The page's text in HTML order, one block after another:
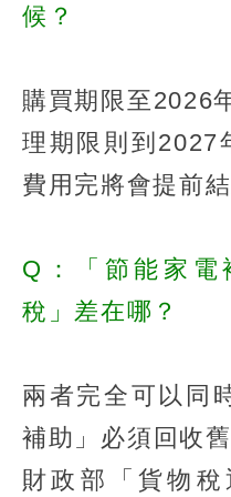
候？
購買期限至2026
理期限則到2027
費用完將會提前結
Q：「節能家電
稅」差在哪？
兩者完全可以同
補助」必須回收
財政部「貨物